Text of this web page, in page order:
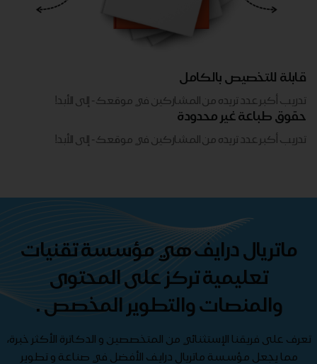
قابلة للتخصيص بالكامل
تدريب أكبر عدد تريده من المشاركين في موقعك - ​​إلى الأبد!
حقوق طباعة غير محدودة
تدريب أكبر عدد تريده من المشاركين في موقعك - ​​إلى الأبد!
ماتريال درايف هي مؤسسة تقنيات
تعليمية تركز على المحتوى
والمنصات والتطوير المخصص .
تعرف على فريقنا الإستثنائي من المتخصصين و الدكاترة الأكثر خبرة،
مما يجعل مؤسسة ماتريال درايف الأفضل في صناعة و تطوير